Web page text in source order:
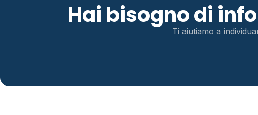
Hai bisogno di
Ti aiutiamo a